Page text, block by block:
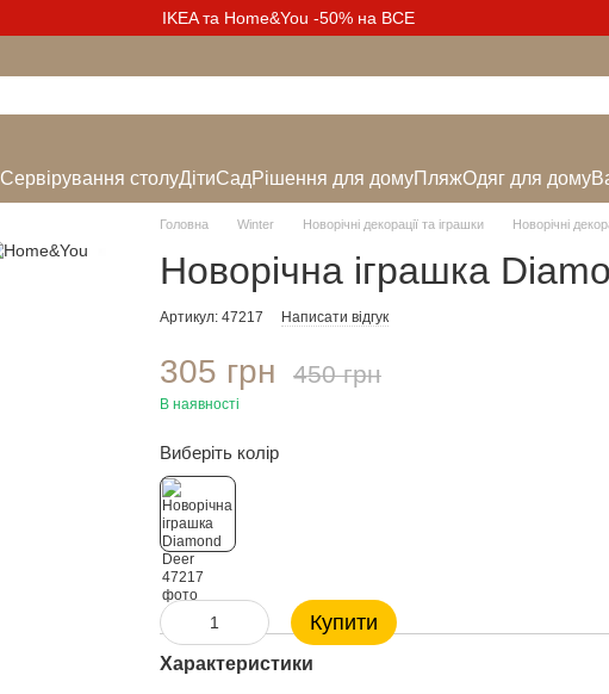
IKEA та Home&You -50% на ВСЕ
Сервірування столуДітиСадРішення для домуПляжОдяг для дому
Головна Winter Новорічні декорації та іграшки Новорічні
Новорічна іграшка
Артикул: 47217 Написати відгук
305 грн 450 грн
В наявності
Виберіть колір
Купити
Характеристики